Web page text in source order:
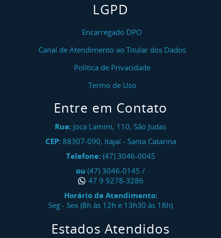
LGPD
Encarregado DPO
Canal de Atendimento ao Titular dos Dados
Política de Privacidade
Termo de Uso
Entre em Contato
Rua: Joca Lamim, 110, São Judas
CEP: 88307-090, Itajaí- Santa Catarina
Telefone: (47) 3046-0045
ou (47) 3046-0145 /
47 9 9278-3286
Horário de Atendimento:
Seg - Sex (8h às 12h e 13h30 às 18h)
Estados Atendidos